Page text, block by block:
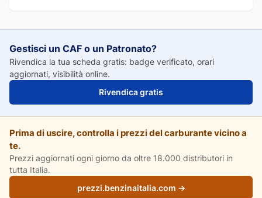
Gestisci un CAF o un Patronato?
Rivendica la tua scheda gratis: badge verificato, orari
aggiornati, visibilità online.
Rivendica gratis
Prima di uscire, controlla i prezzi del carburante vicino a
te.
Prezzi aggiornati ogni giorno da oltre 18.000 distributori in
tutta Italia.
prezzi.benzinaitalia.com →